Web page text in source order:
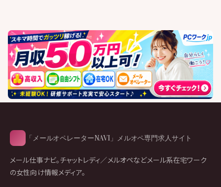
「メールオペレーターNAVI」メルオペ専門求人サイト
メール仕事ナビ。チャットレディ／メルオペなどメール系在宅ワーク
の女性向け情報メディア。